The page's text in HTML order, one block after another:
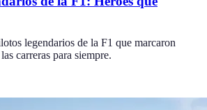
legendarios de la F1 que marcaron
carreras para siempre.